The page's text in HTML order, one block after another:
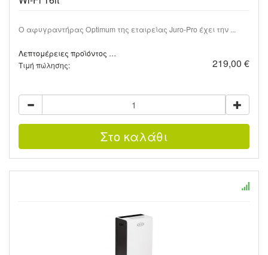
Ο αφυγραντήρας Optimum της εταιρείας Juro-Pro έχει την ...
Λεπτομέρειες προϊόντος …
Τιμή πώλησης:
219,00 €